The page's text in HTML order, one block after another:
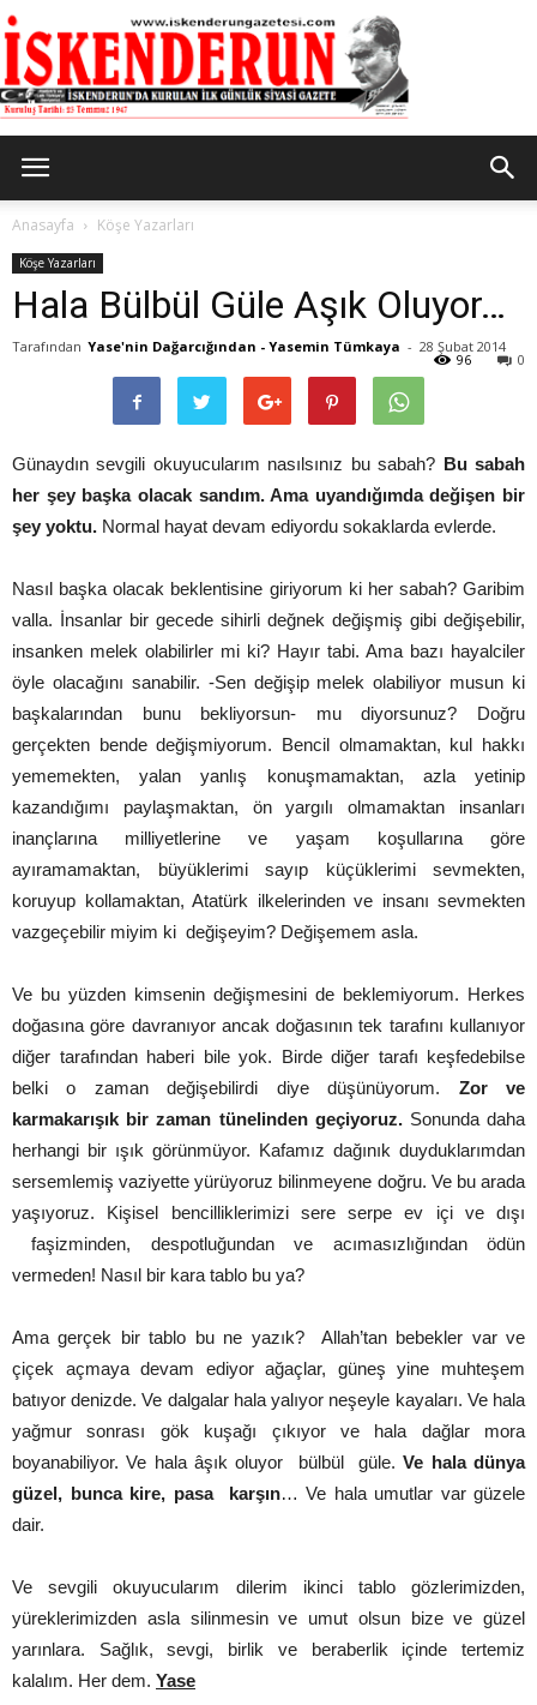
Gazetesi
Anasayfa Köşe Yazarları
Köşe Yazarları
Hala Bülbül Güle Aşık Oluyor…
Tarafından Yase'nin Dağarcığından - Yasemin Tümkaya - 28 Şubat 2014
0
96
Günaydın sevgili okuyucularım nasılsınız bu sabah? Bu sabah
her şey başka olacak sandım. Ama uyandığımda değişen bir
şey yoktu. Normal hayat devam ediyordu sokaklarda evlerde.
Nasıl başka olacak beklentisine giriyorum ki her sabah? Garibim
valla. İnsanlar bir gecede sihirli değnek değişmiş gibi değişebilir,
insanken melek olabilirler mi ki? Hayır tabi. Ama bazı hayalciler
öyle olacağını sanabilir. -Sen değişip melek olabiliyor musun ki
başkalarından bunu bekliyorsun- mu diyorsunuz? Doğru
gerçekten bende değişmiyorum. Bencil olmamaktan, kul hakkı
yememekten, yalan yanlış konuşmamaktan, azla yetinip
kazandığımı paylaşmaktan, ön yargılı olmamaktan insanları
inançlarına milliyetlerine ve yaşam koşullarına göre
ayıramamaktan, büyüklerimi sayıp küçüklerimi sevmekten,
koruyup kollamaktan, Atatürk ilkelerinden ve insanı sevmekten
vazgeçebilir miyim ki değişeyim? Değişemem asla.
Ve bu yüzden kimsenin değişmesini de beklemiyorum. Herkes
doğasına göre davranıyor ancak doğasının tek tarafını kullanıyor
diğer tarafından haberi bile yok. Birde diğer tarafı keşfedebilse
belki o zaman değişebilirdi diye düşünüyorum. Zor ve
karmakarışık bir zaman tünelinden geçiyoruz. Sonunda daha
herhangi bir ışık görünmüyor. Kafamız dağınık duyduklarımdan
sersemlemiş vaziyette yürüyoruz bilinmeyene doğru. Ve bu arada
yaşıyoruz. Kişisel bencilliklerimizi sere serpe ev içi ve dışı
faşizminden, despotluğundan ve acımasızlığından ödün
vermeden! Nasıl bir kara tablo bu ya?
Ama gerçek bir tablo bu ne yazık? Allah’tan bebekler var ve
çiçek açmaya devam ediyor ağaçlar, güneş yine muhteşem
batıyor denizde. Ve dalgalar hala yalıyor neşeyle kayaları. Ve hala
yağmur sonrası gök kuşağı çıkıyor ve hala dağlar mora
boyanabiliyor. Ve hala âşık oluyor bülbül güle.Ve hala dünya
güzel, bunca kire, pasa karşın… Ve hala umutlar var güzele
dair.
Ve sevgili okuyucularım dilerim ikinci tablo gözlerimizden,
yüreklerimizden asla silinmesin ve umut olsun bize ve güzel
yarınlara. Sağlık, sevgi, birlik ve beraberlik içinde tertemiz
kalalım. Her dem. Yase